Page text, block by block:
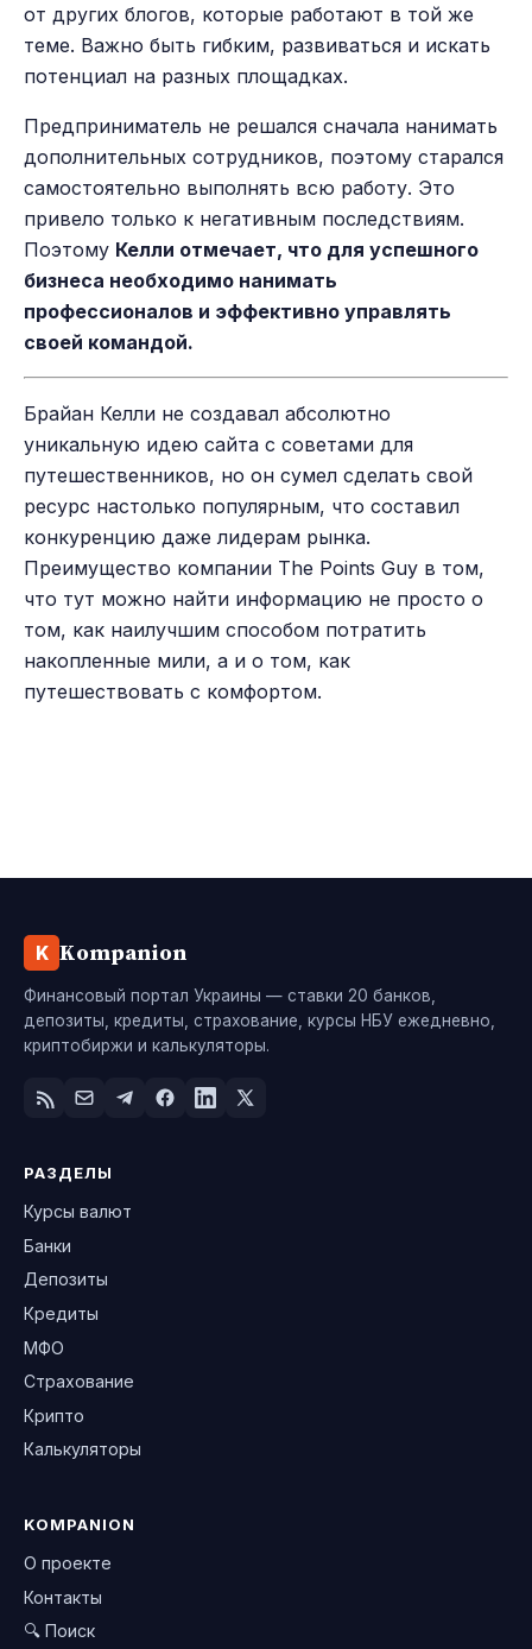
от других блогов, которые работают в той же
теме. Важно быть гибким, развиваться и искать
потенциал на разных площадках.
Предприниматель не решался сначала нанимать
дополнительных сотрудников, поэтому старался
самостоятельно выполнять всю работу. Это
привело только к негативным последствиям.
Поэтому Келли отмечает, что для успешного
бизнеса необходимо нанимать
профессионалов и эффективно управлять
своей командой.
Брайан Келли не создавал абсолютно
уникальную идею сайта с советами для
путешественников, но он сумел сделать свой
ресурс настолько популярным, что составил
конкуренцию даже лидерам рынка.
Преимущество компании The Points Guy в том,
что тут можно найти информацию не просто о
том, как наилучшим способом потратить
накопленные мили, а и о том, как
путешествовать с комфортом.
K Kompanion
Финансовый портал Украины — ставки 20 банков,
депозиты, кредиты, страхование, курсы НБУ ежедневно,
криптобиржи и калькуляторы.
РАЗДЕЛЫ
Курсы валют
Банки
Депозиты
Кредиты
МФО
Страхование
Крипто
Калькуляторы
KOMPANION
О проекте
Контакты
🔍 Поиск